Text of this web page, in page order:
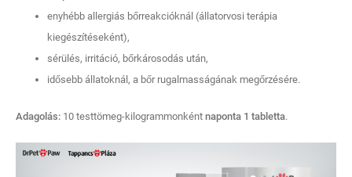
enyhébb allergiás bőrreakcióknál (állatorvosi terápia
kiegészítéseként),
sérülés, irritáció, bőrkárosodás után,
idősebb állatoknál, a bőr rugalmasságának megőrzésére.
Adagolás: 10 testtömeg-kilogrammonként naponta 1 tabletta.